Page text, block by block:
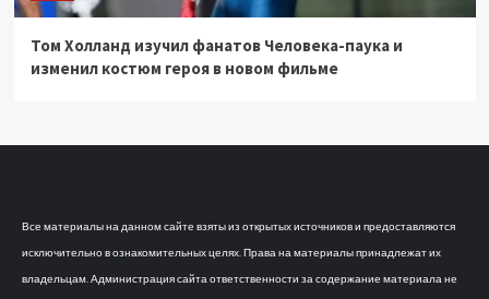
Том Холланд изучил фанатов Человека-паука и
изменил костюм героя в новом фильме
Все материалы на данном сайте взяты из открытых источников и предоставляются
исключительно в ознакомительных целях. Права на материалы принадлежат их
владельцам. Администрация сайта ответственности за содержание материала не